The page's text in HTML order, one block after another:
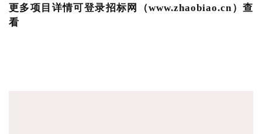
更多项目详情可登录招标网（www.zhaobiao.cn）查
看